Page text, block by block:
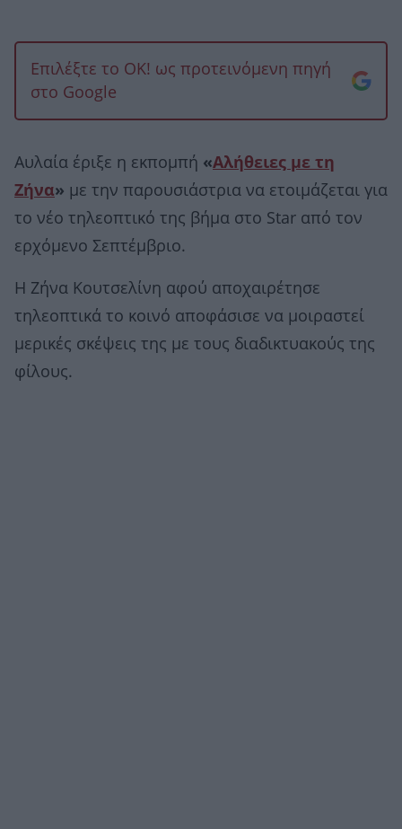
Επιλέξτε το OK! ως προτεινόμενη πηγή
στο Google
Αυλαία έριξε η εκπομπή «Αλήθειες με τη
Ζήνα» με την παρουσιάστρια να ετοιμάζεται για
το νέο τηλεοπτικό της βήμα στο Star από τον
ερχόμενο Σεπτέμβριο.
Η Ζήνα Κουτσελίνη αφού αποχαιρέτησε
τηλεοπτικά το κοινό αποφάσισε να μοιραστεί
μερικές σκέψεις της με τους διαδικτυακούς της
φίλους.